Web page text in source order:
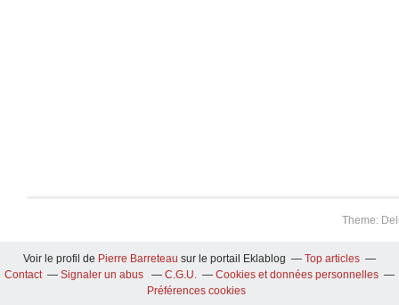
Theme:
Voir le profil de Pierre Barreteau sur le portail Eklablog
Top articles
Contact
Signaler un abus C.G.U.
Cookies et données personnelles
Préférences cookies